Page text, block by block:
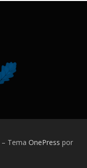
– Tema OnePress por